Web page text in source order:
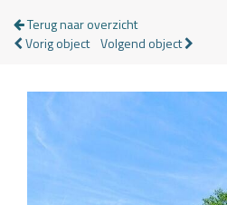
Terug naar overzicht
Vorig object Volgend object